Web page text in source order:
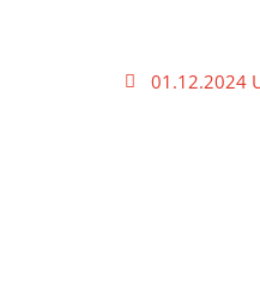
01.12.2024